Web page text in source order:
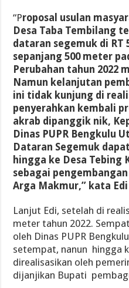
“Proposal usulan
Desa Taba Tembilang
dataran segemuk di RT
sepanjang 500 meter
Perubahan tahun 2022
Namun kelanjutan
ini tidak kunjung di
penyerahkan kembali
akrab dipanggik nik,
Dinas PUPR Bengkulu
Dataran Segemuk
hingga ke Desa Tebing
sebagai
Arga Makmur,” kata Edi
Lanjut Edi, setelah di
meter tahun 2022.
oleh Dinas PUPR
setempat, nanun hingga
direalisasikan oleh
dijanjikan Bupati